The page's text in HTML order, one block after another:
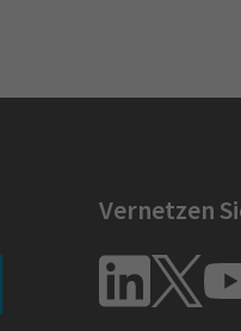
Vernetzen